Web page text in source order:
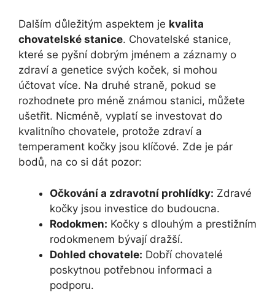
Dalším důležitým aspektem je kvalita
chovatelské stanice. Chovatelské stanice,
které se pyšní dobrým jménem a záznamy o
zdraví a genetice svých koček, si mohou
účtovat více. Na druhé straně, pokud se
rozhodnete pro méně známou stanici, můžete
ušetřit. Nicméně, vyplatí se investovat do
kvalitního chovatele, protože zdraví a
temperament kočky jsou klíčové. Zde je pár
bodů, na co si dát pozor:
Očkování a zdravotní prohlídky: Zdravé
kočky jsou investice do budoucna.
Rodokmen: Kočky s dlouhým a prestižním
rodokmenem bývají dražší.
Dohled chovatele: Dobří chovatelé
poskytnou potřebnou informaci a
podporu.